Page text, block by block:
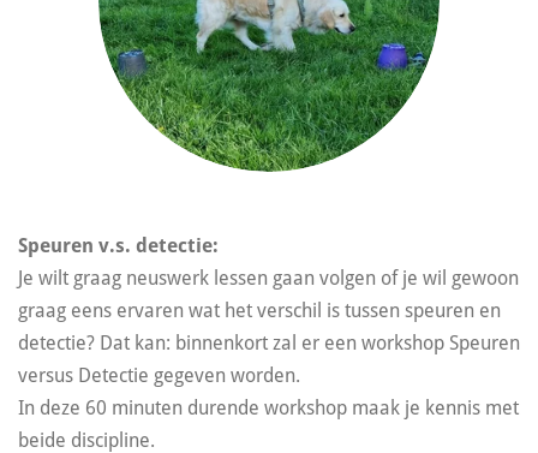
Speuren v.s. detectie:
Je wilt graag neuswerk lessen gaan volgen of je wil gewoon
graag eens ervaren wat het verschil is tussen speuren en
detectie? Dat kan: binnenkort zal er een workshop Speuren
versus Detectie gegeven worden.
In deze 60 minuten durende workshop maak je kennis met
beide discipline.